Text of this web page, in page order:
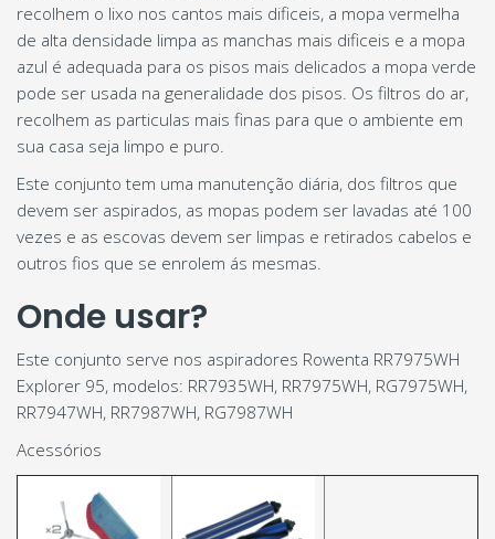
recolhem o lixo nos cantos mais dificeis, a mopa vermelha
de alta densidade limpa as manchas mais dificeis e a mopa
azul é adequada para os pisos mais delicados a mopa verde
pode ser usada na generalidade dos pisos. Os filtros do ar,
recolhem as particulas mais finas para que o ambiente em
sua casa seja limpo e puro.
Este conjunto tem uma manutenção diária, dos filtros que
devem ser aspirados, as mopas podem ser lavadas até 100
vezes e as escovas devem ser limpas e retirados cabelos e
outros fios que se enrolem ás mesmas.
Onde usar?
Este conjunto serve nos aspiradores Rowenta RR7975WH
Explorer 95, modelos: RR7935WH, RR7975WH, RG7975WH,
RR7947WH, RR7987WH, RG7987WH
Acessórios